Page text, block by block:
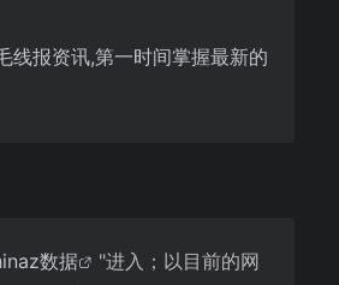
线报资讯,第一时间掌握最新的
数据
"进入；以目前的网